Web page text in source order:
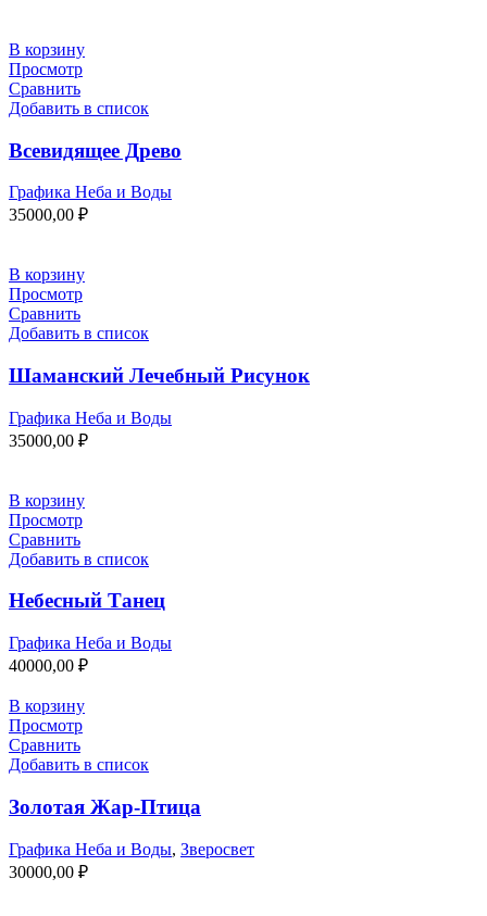
В корзину
Просмотр
Сравнить
Добавить в список
Всевидящее Древо
Графика Неба и Воды
35000,00 ₽
В корзину
Просмотр
Сравнить
Добавить в список
Шаманский Лечебный Рисунок
Графика Неба и Воды
35000,00 ₽
В корзину
Просмотр
Сравнить
Добавить в список
Небесный Танец
Графика Неба и Воды
40000,00 ₽
В корзину
Просмотр
Сравнить
Добавить в список
Золотая Жар-Птица
Графика Неба и Воды, Зверосвет
30000,00 ₽